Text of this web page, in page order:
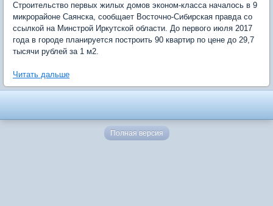
Строительство первых жилых домов эконом-класса началось в 9
микрорайоне Саянска, сообщает Восточно-Сибирская правда со
ссылкой на Минстрой Иркутской области. До первого июля 2017
года в городе планируется построить 90 квартир по цене до 29,7
тысячи рублей за 1 м2.
Читать дальше
Полная версия